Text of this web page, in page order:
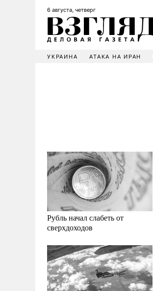
6 августа, четверг
УКРАИНА АТАКА НА ИРАН
Рубль начал слабеть от
сверхдоходов